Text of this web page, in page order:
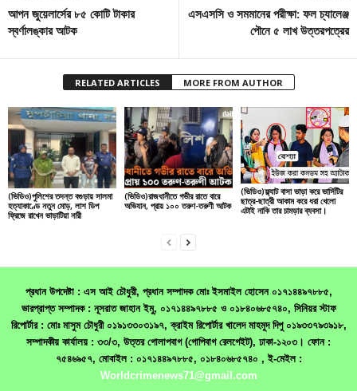
আপন জুয়েলার্সের ৮৫ কোটি টাকার
স্বর্ণালঙ্কার আটক
এসএসসি ও সমমানের পরীক্ষা: ফল চ্যালেঞ্জ
পৌনে ৫ লাখ উত্তরপত্রের
RELATED ARTICLES MORE FROM AUTHOR
(ভিডিও)পুলিশের তদন্ত বগুড়ায় সালমা
হত্যাকাণ্ডে নতুন মোড়, লাশ ডিপ
ফ্রিজে রাখেন ভাড়াটিয়া নারী
(ভিডিও)রাজধানীতে গভীর রাতে বারে
অভিযান, প্রায় ১০০ তরুণ-তরুণী আটক
(ভিডিও)ফ্ল্যাট বাসা ভাড়া করে ভার্সিটির
ছাত্র-ছাত্রী আকাম করে ধরা খেলো
এটাই নাকি তার চামড়ার ব্যবসা।
প্রধান উপদেষ্টা : এস আই চৌধুরী, প্রধান সম্পাদক মোঃ ইসমাইল হোসেন ০১৭১৪৪৯৭৮৮৫,
ভারপ্রাপ্ত সম্পাদক : নূসরাত জাহান ইমু, ০১৭১৪৪৯৭৮৮৫ ও ০১৮৪০৬৮৫৭৪০, সিনিয়র স্টাফ
রিপোর্টার : মোঃ মাসুম চৌধুরী ০১৯১৩৩০৩১৯৭, ক্রাইম রিপোর্টার খালেদ মাহমুদ দিপু ০১৯৩৩৭৯৩৯১৮,
সম্পাদকীয় কার্যালয় : ৩৩/৩, উত্তর গোলাপবাগ (গোপিবাগ রেলগেইট), ঢাকা-১২০৩। ফোন :
৭৫৪৬৯৫৭, মোবাইল : ০১৭১৪৪৯৭৮৮৫, ০১৮৪০৬৮৫৭৪০ , ই-মেইল :
Worldcrimenews71@gmail.com